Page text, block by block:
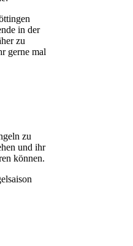
in der
zu
gerne mal
zu
und ihr
können.